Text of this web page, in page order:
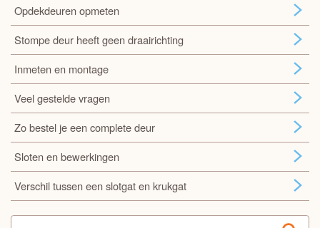
Opdekdeuren opmeten
Stompe deur heeft geen draairichting
Inmeten en montage
Veel gestelde vragen
Zo bestel je een complete deur
Sloten en bewerkingen
Verschil tussen een slotgat en krukgat